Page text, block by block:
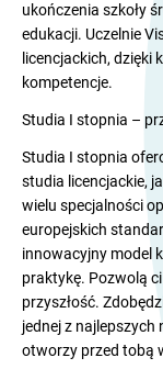
ukończenia szkoły
edukacji. Uczelnie
licencjackich, dzięki
kompetencje.
Studia I stopnia –
Studia I stopnia
studia licencjackie,
wielu specjalności
europejskich
innowacyjny model
praktykę. Pozwolą
przyszłość.
jednej z najlepszych
otworzy przed tobą